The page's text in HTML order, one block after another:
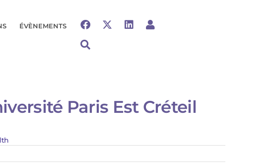
ÉVÈNEMENTS
Paris Est Créteil